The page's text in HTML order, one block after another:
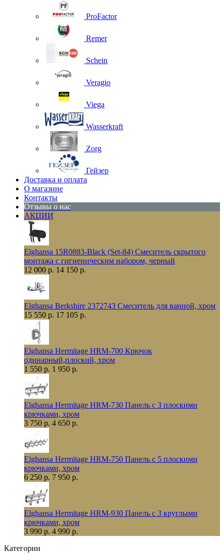
ProFactor
Remer
Schein
Veragio
Viega
Wasserkraft
Zorg
Гейзер
Доставка и оплата
О магазине
Контакты
Отзывы о нас
АКЦИИ
Elghansa 15R0883-Black (Set-84) Смеситель скрытого
монтажа с гигиеническим набором, черный
12 000 р. 14 150 р.
Elghansa Berkshire 2372743 Смеситель для ванной, хром
15 550 р. 17 105 р.
Elghansa Hermitage HRM-700 Крючок
одинарный,плоский, хром
1 550 р. 1 950 р.
Elghansa Hermitage HRM-730 Панель с 3 плоскими
крючками, хром
3 750 р. 4 650 р.
Elghansa Hermitage HRM-750 Панель с 5 плоскими
крючками, хром
6 250 р. 7 950 р.
Elghansa Hermitage HRM-930 Панель с 3 круглыми
крючками, хром
3 990 р. 4 990 р.
Категории